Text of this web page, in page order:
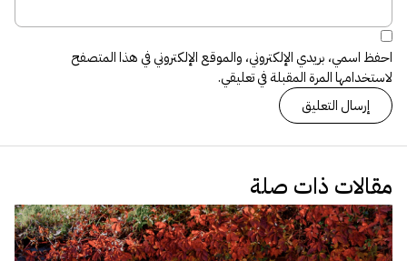
احفظ اسمي، بريدي الإلكتروني، والموقع الإلكتروني في هذا المتصفح
لاستخدامها المرة المقبلة في تعليقي.
مقالات ذات صلة